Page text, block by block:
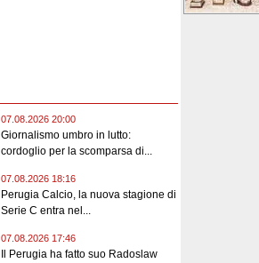
07.08.2026 20:00
Giornalismo umbro in lutto:
cordoglio per la scomparsa di...
07.08.2026 18:16
Perugia Calcio, la nuova stagione di
Serie C entra nel...
07.08.2026 17:46
Il Perugia ha fatto suo Radoslaw